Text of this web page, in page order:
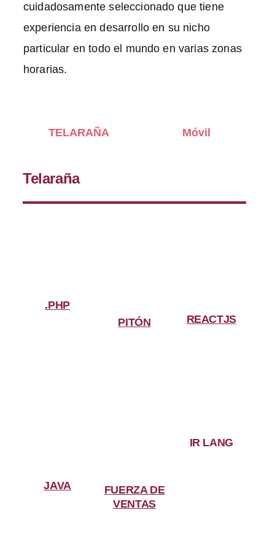
TELARAÑA Móvil
cuidadosamente seleccionado que tiene
experiencia en desarrollo en su nicho
particular en todo el mundo en varias zonas
horarias.
Telaraña
.PHP
PITÓN
REACTJS
JAVA
FUERZA DE
VENTAS
IR LANG